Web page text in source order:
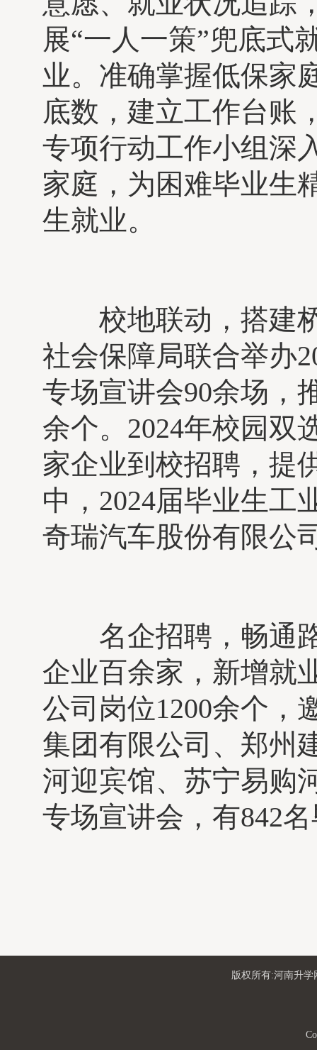
展“一人一策”兜底式
业。准确掌握低保家
底数，建立工作台账
专项行动工作小组深
家庭，为困难毕业生
生就业。
校地联动，搭建桥
社会保障局联合举办
专场宣讲会90余场，
余个。2024年校园双
家企业到校招聘，提
中，2024届毕业生工
奇瑞汽车股份有限公
名企招聘，畅通路
企业百余家，新增就
公司岗位1200余个，
集团有限公司、郑州
河迎宾馆、苏宁易购
专场宣讲会，有842
版权所有:河南升